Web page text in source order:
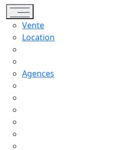
Toggle navigation
Vente
Location
Agences